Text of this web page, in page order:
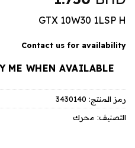
GTX 10W30 1LSP H
Contact us for availability
ME WHEN AVAILABLE
رمز المنتج: 3430140
التصنيف: محرك